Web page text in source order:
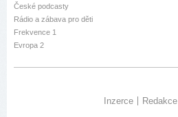
České podcasty
Rádio a zábava pro děti
Frekvence 1
Evropa 2
Inzerce Redakce